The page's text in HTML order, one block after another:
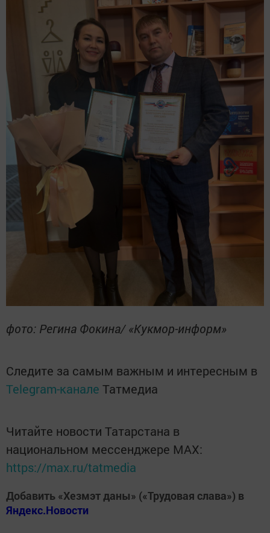
фото: Регина Фокина/ «Кукмор-информ»
Следите за самым важным и интересным в
Telegram-канале Татмедиа
Читайте новости Татарстана в
национальном мессенджере MАХ:
https://max.ru/tatmedia
Добавить «Хезмэт даны» («Трудовая слава») в
Яндекс.Новости